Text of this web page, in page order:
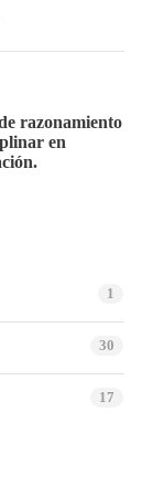
razonamiento
en
1
30
17